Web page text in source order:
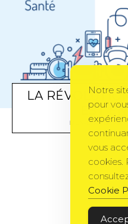
LA
EST
BIEN-ÊTREBY
Notre
pour
vous
cookies.
Cookie